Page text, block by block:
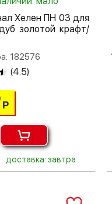
Хелен ПН 03 для
золотой крафт/
182576
(4.5)
Р
доставка: завтра